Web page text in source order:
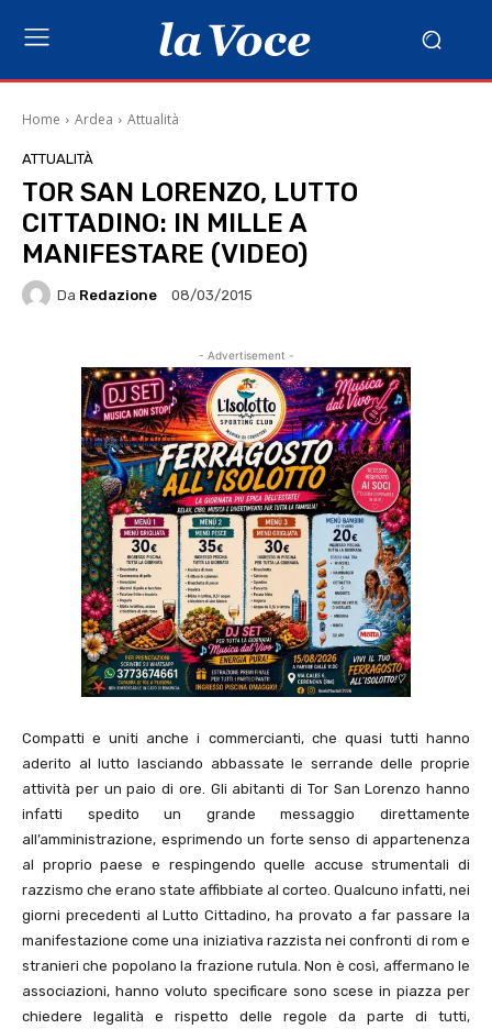
Home Ardea Attualità
ATTUALITÀ
TOR SAN LORENZO, LUTTO
CITTADINO: IN MILLE A
MANIFESTARE (VIDEO)
Da Redazione 08/03/2015
- Advertisement -
Compatti e uniti anche i commercianti, che quasi tutti hanno
aderito al lutto lasciando abbassate le serrande delle proprie
attività per un paio di ore. Gli abitanti di Tor San Lorenzo hanno
infatti spedito un grande messaggio direttamente
all’amministrazione, esprimendo un forte senso di appartenenza
al proprio paese e respingendo quelle accuse strumentali di
razzismo che erano state affibbiate al corteo. Qualcuno infatti, nei
giorni precedenti al Lutto Cittadino, ha provato a far passare la
manifestazione come una iniziativa razzista nei confronti di rom e
stranieri che popolano la frazione rutula. Non è così, affermano le
associazioni, hanno voluto specificare sono scese in piazza per
chiedere legalità e rispetto delle regole da parte di tutti,